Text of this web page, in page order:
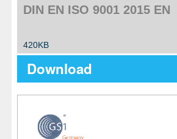
DIN EN ISO 9001 2015 EN
420KB
Download